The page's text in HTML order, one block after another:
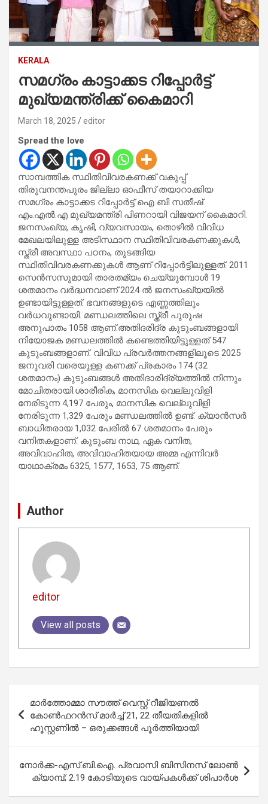
KERALA
സമഗ്രം കാട്ടാക്കട റിപ്പോർട്ട്
മുഖ്യമന്ത്രിക്ക് കൈമാറി
March 18, 2025 editor
Spread the love
സാമ്പത്തിക സ്ഥിതിവിവരകണക്ക് വകുപ്പ്
തിരുവനന്തപുരം ജില്ലാ ഓഫീസ് തയാറാക്കിയ
സമഗ്രം കാട്ടാക്കട റിപ്പോർട്ട് ഐ ബി സതീഷ്
എം.എൽ.എ മുഖ്യമന്ത്രി പിണറായി വിജയന് കൈമാറി.
ജനസംഖ്യ, കൃഷി, വ്യവസായം, തൊഴിൽ വിവിധ
മേഖലയിലുള്ള അടിസ്ഥാന സ്ഥിതിവിവരകണക്കുകൾ,
സ്ത്രീ അവസ്ഥാ പഠനം, തുടങ്ങിയ
സ്ഥിതിവിവരകണക്കുകൾ ആണ് റിപ്പോർട്ടിലുള്ളത്. 2011
സെൻസസുമായി താരതമ്യം ചെയ്യുമ്പോൾ 19
ശതമാനം വർദ്ധനവാണ് 2024 ൽ ജനസംഖ്യയിൽ
ഉണ്ടായിട്ടുള്ളത്. ഭവനങ്ങളുടെ എണ്ണത്തിലും
വർധവുണ്ടായി. മണ്ഡലത്തിലെ സ്ത്രീ പുരുഷ
അനുപാതം 1058 ആണ്.അതിദരിദ്ര കുടുംബങ്ങളായി
നിയോജക മണ്ഡലത്തിൽ കണ്ടെത്തിയിട്ടുള്ളത് 547
കുടുംബങ്ങളാണ്. വിവിധ പ്രവർത്തനങ്ങളിലൂടെ 2025
ജനുവരി വരെയുള്ള കണക്ക് പ്രകാരം 174 (32
ശതമാനം) കുടുംബങ്ങൾ അതിദാരിദ്ര്യത്തിൽ നിന്നും
മോചിതരായി.ശാരീരിക, മാനസിക വെല്ലുവിളി
നേരിടുന്ന 4,197 പേരും, മാനസിക വെല്ലുവിളി
നേരിടുന്ന 1,329 പേരും മണ്ഡലത്തിൽ ഉണ്ട്. ക്യാൻസർ
ബാധിതരായ 1,032 പേരിൽ 67 ശതമാനം പേരും
വനിതകളാണ്. കുടുംബ നാഥ, ഏക വനിത,
അവിവാഹിത, അവിവാഹിതയായ അമ്മ എന്നിവർ
യാഥാക്രമം 6325, 1577, 1653, 75 ആണ്.
Author
editor
View all posts
navigation
മാർത്തോമ്മാ സൗത്ത് വെസ്റ്റ് റീജിയണൽ
കോൺഫറൻസ് മാർച്ച് 21, 22 തീയതികളിൽ
ഹൂസ്റ്റണിൽ – ഒരുക്കങ്ങൾ പൂർത്തിയായി
നോർക്ക-എസ്.ബി.ഐ. പ്രവാസി ബിസിനസ് ലോൺ
ക്യാമ്പ്; 2.19 കോടിയുടെ വായ്പകള്‍ക്ക് ശിപാര്‍ശ